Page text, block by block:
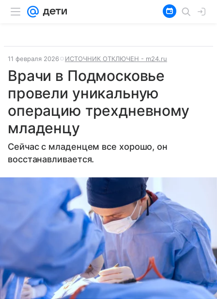
11 февраля 2026 ИСТОЧНИК ОТКЛЮЧЕН - m24.ru
Врачи в Подмосковье
провели уникальную
операцию трехдневному
младенцу
Сейчас с младенцем все хорошо, он
восстанавливается.